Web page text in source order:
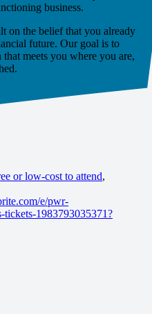
business.
on the belief that you already
future. Our goal is to
meets you where you are,
or low-cost to attend,
e/pwr-
tickets-1983793035371?